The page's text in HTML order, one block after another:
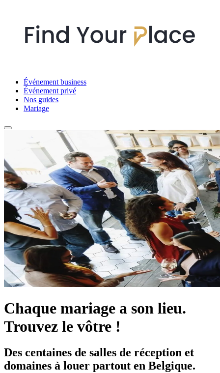
Événement business
Événement privé
Nos guides
Mariage
Chaque mariage a son lieu.
Trouvez le vôtre !
Des centaines de salles de réception et
domaines à louer partout en Belgique.